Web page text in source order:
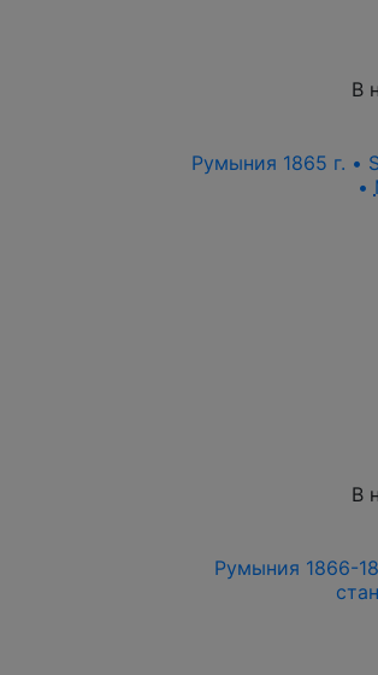
В
Румыния 1865 г. •
•
В
Румыния 1866-